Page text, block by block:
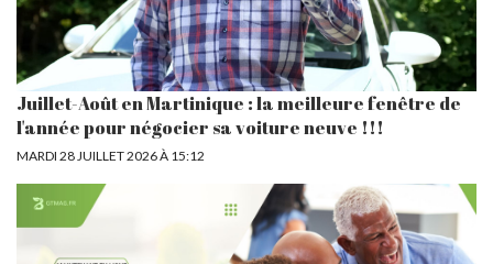
Juillet-Août en Martinique : la meilleure fenêtre de
l'année pour négocier sa voiture neuve !!!
MARDI 28 JUILLET 2026 À 15:12